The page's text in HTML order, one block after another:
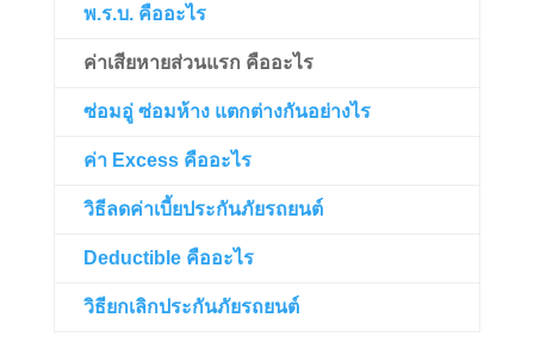
พ.ร.บ. คืออะไร
ค่าเสียหายส่วนแรก คืออะไร
ซ่อมอู่ ซ่อมห้าง แตกต่างกันอย่างไร
ค่า Excess คืออะไร
วิธีลดค่าเบี้ยประกันภัยรถยนต์
Deductible คืออะไร
วิธียกเลิกประกันภัยรถยนต์